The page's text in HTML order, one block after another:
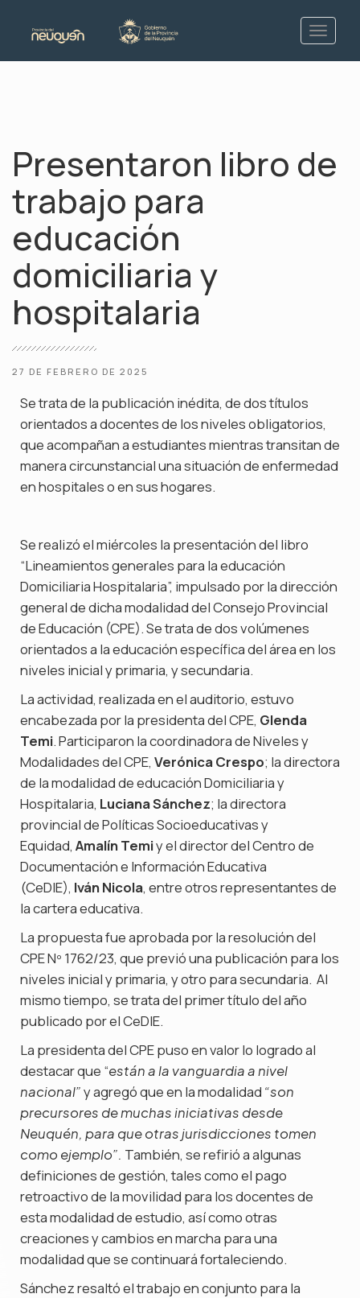
Presentaron libro de
trabajo para
educación
domiciliaria y
hospitalaria
27 DE FEBRERO DE 2025
Se trata de la publicación inédita, de dos títulos
orientados a docentes de los niveles obligatorios,
que acompañan a estudiantes mientras transitan de
manera circunstancial una situación de enfermedad
en hospitales o en sus hogares.
Se realizó el miércoles la presentación del libro
“Lineamientos generales para la educación
Domiciliaria Hospitalaria”, impulsado por la dirección
general de dicha modalidad del Consejo Provincial
de Educación (CPE). Se trata de dos volúmenes
orientados a la educación específica del área en los
niveles inicial y primaria, y secundaria.
La actividad, realizada en el auditorio, estuvo
encabezada por la presidenta del CPE, Glenda
Temi. Participaron la coordinadora de Niveles y
Modalidades del CPE, Verónica Crespo; la directora
de la modalidad de educación Domiciliaria y
Hospitalaria, Luciana Sánchez; la directora
provincial de Políticas Socioeducativas y
Equidad, Amalín Temiy el director del Centro de
Documentación e Información Educativa
(CeDIE), Iván Nicola, entre otros representantes de
la cartera educativa.
La propuesta fue aprobada por la resolución del
CPE Nº 1762/23, que previó una publicación para los
niveles inicial y primaria, y otro para secundaria. Al
mismo tiempo, se trata del primer título del año
publicado por el CeDIE.
La presidenta del CPE puso en valor lo logrado al
destacar que “están a la vanguardia a nivel
nacional”y agregó que en la modalidad “son
precursores de muchas iniciativas desde
Neuquén, para que otras jurisdicciones tomen
como ejemplo”. También, se refirió a algunas
definiciones de gestión, tales como el pago
retroactivo de la movilidad para los docentes de
esta modalidad de estudio, así como otras
creaciones y cambios en marcha para una
modalidad que se continuará fortaleciendo.
Sánchez resaltó el trabajo en conjunto para la